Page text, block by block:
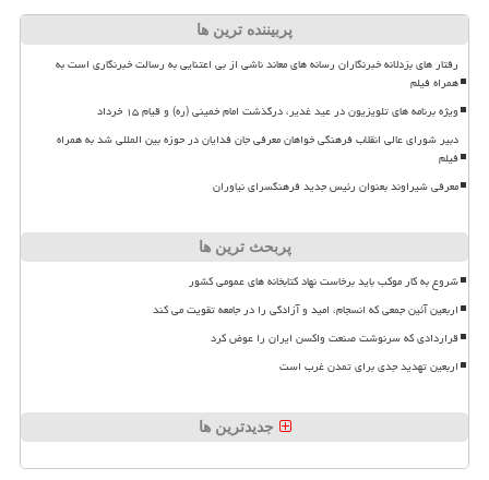
پربیننده ترین ها
رفتار های بزدلانه خبرنگاران رسانه های معاند ناشی از بی اعتنایی به رسالت خبرنگاری است به
همراه فیلم
ویژه برنامه های تلویزیون در عید غدیر، درگذشت امام خمینی (ره) و قیام ۱۵ خرداد
دبیر شورای عالی انقلاب فرهنگی خواهان معرفی جان فدایان در حوزه بین المللی شد به همراه
فیلم
معرفی شیراوند بعنوان رئیس جدید فرهنگسرای نیاوران
پربحث ترین ها
شروع به کار موکب باید برخاست نهاد کتابخانه های عمومی کشور
اربعین آئین جمعی که انسجام، امید و آزادگی را در جامعه تقویت می کند
قراردادی که سرنوشت صنعت واکسن ایران را عوض کرد
اربعین تهدید جدی برای تمدن غرب است
جدیدترین ها